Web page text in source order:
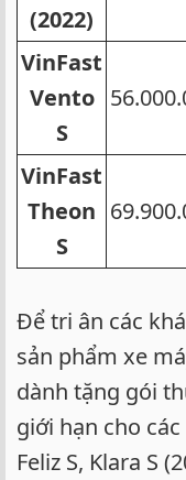
(2022)
VinFast
Vento
S
VinFast
Theon
S
Để tri ân các
sản phẩm xe
dành tặng gói
giới hạn cho
Feliz S, Klara S